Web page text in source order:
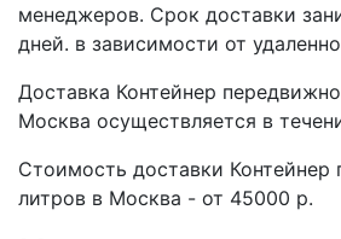
менеджеров. Срок доставки
дней. в зависимости от
Доставка Контейнер
Москва осуществляется в
Стоимость доставки Контейнер
литров в Москва - от 45000 р.